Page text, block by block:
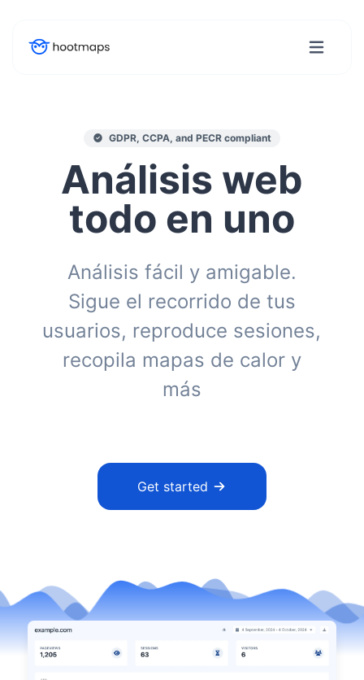
GDPR, CCPA, and PECR compliant
Análisis web
todo en uno
Análisis fácil y amigable.
Sigue el recorrido de tus
usuarios, reproduce sesiones,
recopila mapas de calor y
más
Get started